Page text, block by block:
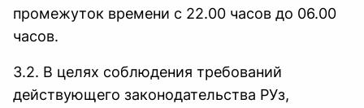
промежуток времени с 22.00 часов до 06.00
часов.
3.2. В целях соблюдения требований
действующего законодательства РУз,